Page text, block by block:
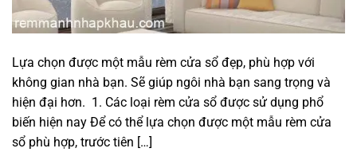
Lựa chọn được một mẫu rèm cửa sổ đẹp, phù hợp với
không gian nhà bạn. Sẽ giúp ngôi nhà bạn sang trọng và
hiện đại hơn. 1. Các loại rèm cửa sổ được sử dụng phổ
biến hiện nay Để có thể lựa chọn được một mẫu rèm cửa
sổ phù hợp, trước tiên […]